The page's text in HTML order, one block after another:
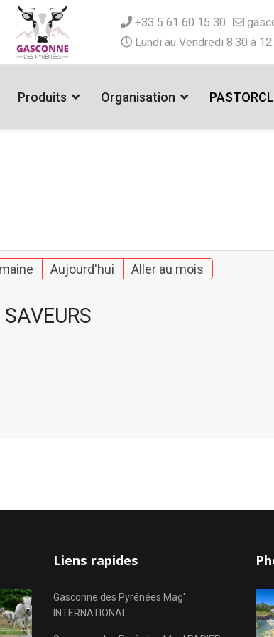
+33 5 61 60 15 30
Lundi au Vendredi 8:30 à
Produits Organisation
Aujourd'hui Aller au mois
Liens rapides
Gasconne des Pyrénées Mag'
INTERNATIONAL